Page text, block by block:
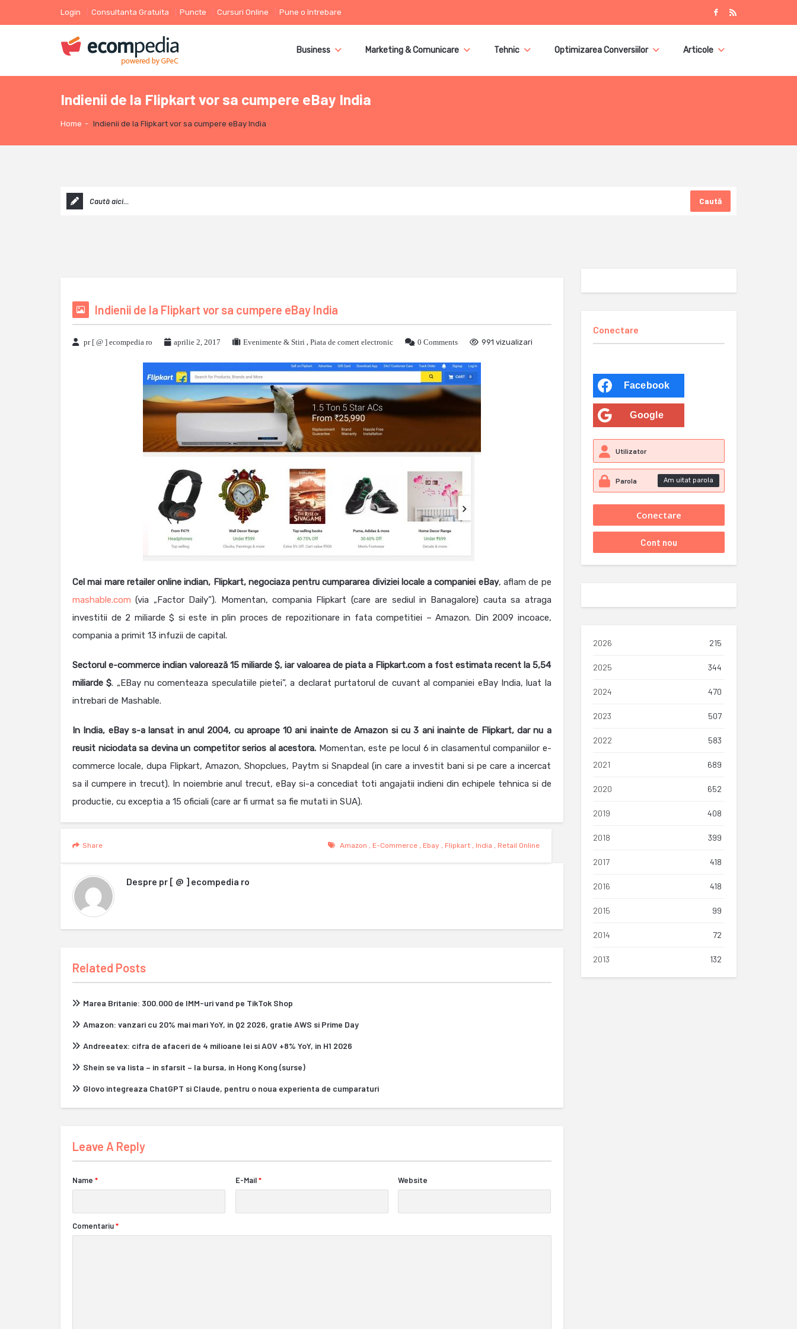
Login Consultanta Gratuita Puncte Cursuri Online Pune o întrebare
Business Marketing & Comunicare Tehnic Optimizarea Conversiilor Articole
Indienii de la Flipkart vor sa cumpere eBay India
Home - Indienii de la Flipkart vor sa cumpere eBay India
Caută
Indienii de la Flipkart vor sa cumpere eBay India
pr [ @ ] ecompedia ro aprilie 2, 2017 Evenimente & Stiri , Piata de comert electronic 0 Comments 991 vizualizari
Cel mai mare retailer online indian, Flipkart, negociaza pentru cumpararea diviziei locale a companiei eBay, aflam de pe
mashable.com (via „Factor Daily”). Momentan, compania Flipkart (care are sediul in Banagalore) cauta sa atraga
investitii de 2 miliarde $ si este in plin proces de repozitionare in fata competitiei – Amazon. Din 2009 incoace,
compania a primit 13 infuzii de capital.
Sectorul e-commerce indian valorează 15 miliarde $, iar valoarea de piata a Flipkart.com a fost estimata recent la 5,54
miliarde $. „EBay nu comenteaza speculatiile pietei”, a declarat purtatorul de cuvant al companiei eBay India, luat la
intrebari de Mashable.
In India, eBay s-a lansat in anul 2004, cu aproape 10 ani inainte de Amazon si cu 3 ani inainte de Flipkart, dar nu a
reusit niciodata sa devina un competitor serios al acestora. Momentan, este pe locul 6 in clasamentul companiilor e-
commerce locale, dupa Flipkart, Amazon, Shopclues, Paytm si Snapdeal (in care a investit bani si pe care a incercat
sa il cumpere in trecut). In noiembrie anul trecut, eBay si-a concediat toti angajatii indieni din echipele tehnica si de
productie, cu exceptia a 15 oficiali (care ar fi urmat sa fie mutati in SUA).
Amazon , E-Commerce, Ebay, Flipkart, India , Retail Online
Share
Despre pr [ @ ] ecompedia ro
Related Posts
Marea Britanie: 300.000 de IMM-uri vand pe TikTok Shop
Amazon: vanzari cu 20% mai mari YoY, in Q2 2026, gratie AWS si Prime Day
Andreeatex: cifra de afaceri de 4 milioane lei si AOV +8% YoY, in H1 2026
Shein se va lista – in sfarsit – la bursa, in Hong Kong (surse)
Glovo integreaza ChatGPT si Claude, pentru o noua experienta de cumparaturi
Leave A Reply
Name * E-Mail * Website
Comentariu*
Conectare
Facebook
Google
Am uitat parola
2026 215
2025 344
2024 470
2023 507
2022 583
2021 689
2020 652
2019 408
2018 399
2017 418
2016 418
2015 99
2014 72
2013 132